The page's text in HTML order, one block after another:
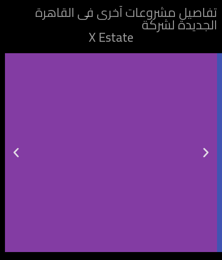
تفاصيل مشروعات آخرى فى القاهرة
الجديدة لشركة
X Estate